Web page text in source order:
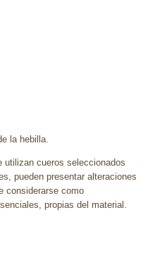
la hebilla.
utilizan cueros seleccionados
pueden presentar alteraciones
considerarse como
propias del material.